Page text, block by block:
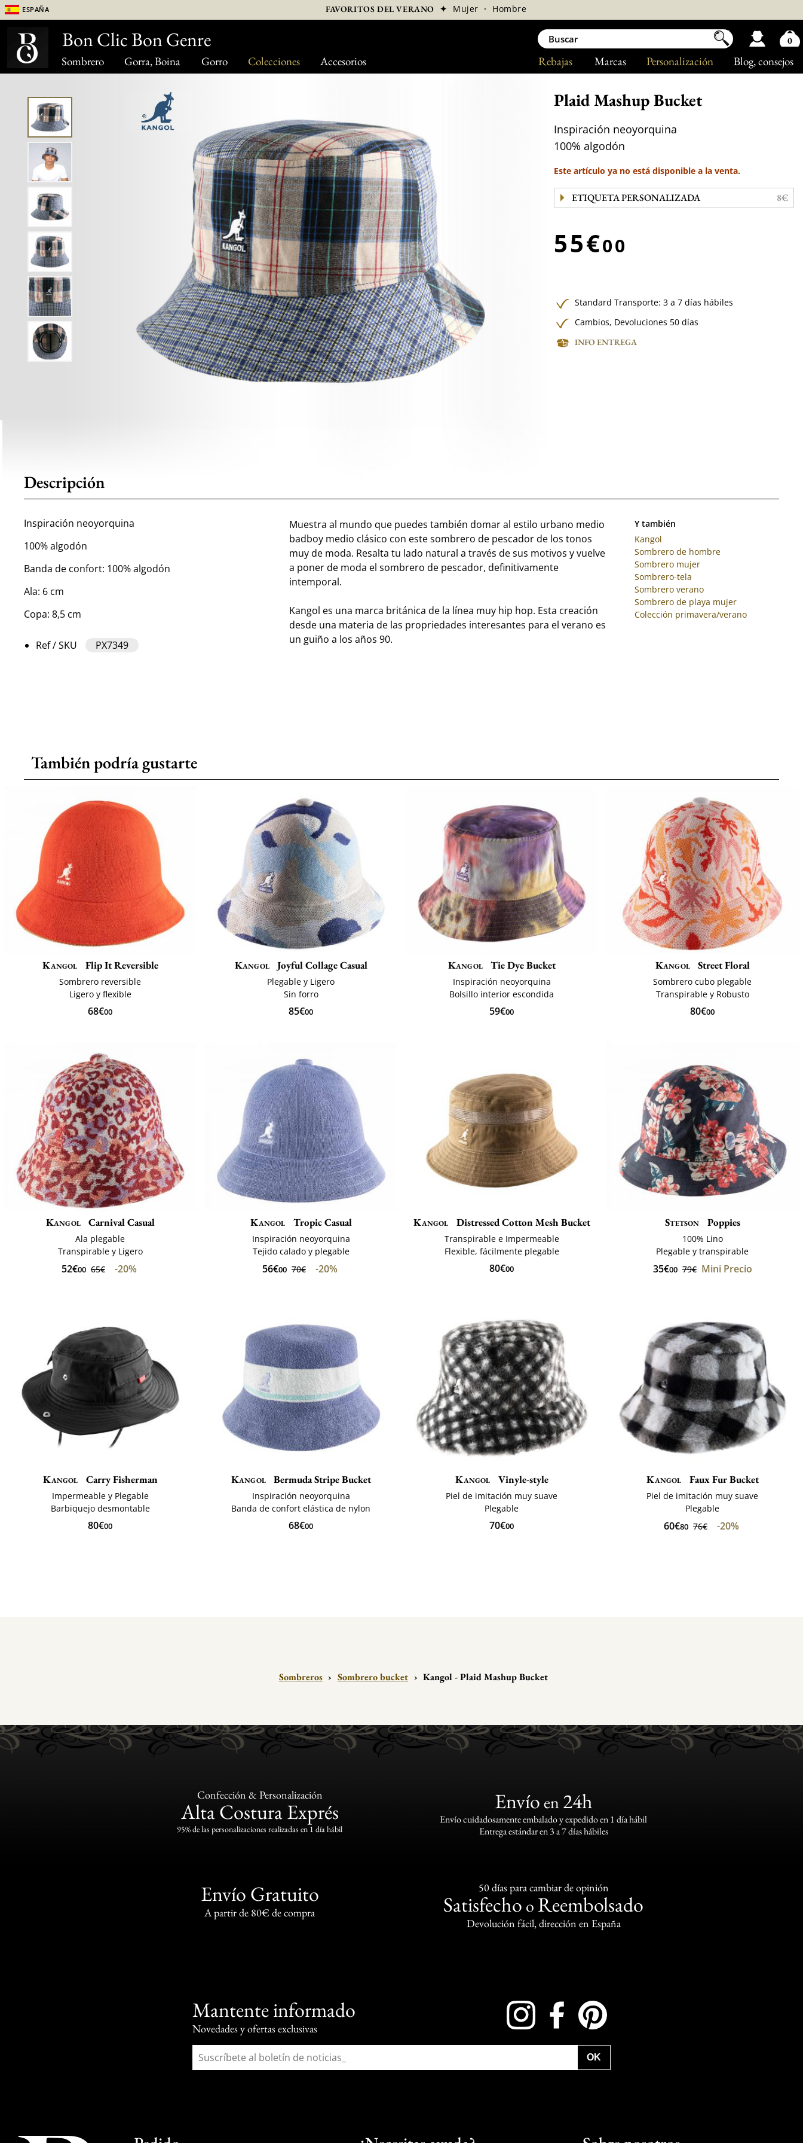
Sombrero Gorra, Boina Gorro Colecciones Accesorios Blog, consejos
Personalización
Marcas
Rebajas
España FAVORITOS DEL VERANO ✦ Mujer · Hombre
Plaid Mashup Bucket
Inspiración neoyorquina
100% algodón
Este artículo ya no está disponible a la venta.
ETIQUETA PERSONALIZADA 8€
55€00
Standard Transporte: 3 a 7 días hábiles
Cambios, Devoluciones 50 días
INFO ENTREGA
Descripción
Inspiración neoyorquina
100% algodón
Banda de confort: 100% algodón
Ala: 6 cm
Copa: 8,5 cm
Ref / SKU PX7349
Muestra al mundo que puedes también domar al estilo urbano medio
badboy medio clásico con este sombrero de pescador de los tonos
muy de moda. Resalta tu lado natural a través de sus motivos y vuelve
a poner de moda el sombrero de pescador, definitivamente
intemporal.
Kangol es una marca británica de la línea muy hip hop. Esta creación
desde una materia de las propriedades interesantes para el verano es
un guiño a los años 90.
Y también
Kangol
Sombrero de hombre
Sombrero mujer
Sombrero-tela
Sombrero verano
Sombrero de playa mujer
Colección primavera/verano
También podría gustarte
Kangol Flip It Reversible
Sombrero reversible
Ligero y flexible
68€00
Kangol Joyful Collage Casual
Plegable y Ligero
Sin forro
85€00
Kangol Tie Dye Bucket
Inspiración neoyorquina
Bolsillo interior escondida
59€00
Kangol Street Floral
Sombrero cubo plegable
Transpirable y Robusto
80€00
Kangol Carnival Casual
Ala plegable
Transpirable y Ligero
52€00 65€ -20%
Kangol Tropic Casual
Inspiración neoyorquina
Tejido calado y plegable
56€00 70€ -20%
Kangol Distressed Cotton Mesh Bucket
Transpirable e Impermeable
Flexible, fácilmente plegable
80€00
Stetson Poppies
100% Lino
Plegable y transpirable
35€00 79€ Mini Precio
Kangol Carry Fisherman
Impermeable y Plegable
Barbiquejo desmontable
80€00
Kangol Bermuda Stripe Bucket
Inspiración neoyorquina
Banda de confort elástica de nylon
68€00
Kangol Vinyle-style
Piel de imitación muy suave
Plegable
70€00
Kangol Faux Fur Bucket
Piel de imitación muy suave
Plegable
60€80 76€ -20%
Sombreros › Sombrero bucket › Kangol - Plaid Mashup Bucket
Confección & Personalización
Alta Costura Exprés
95% de las personalizaciones realizadas en 1 día hábil
Envíoen 24h
Envío cuidadosamente embalado y expedido en 1 día hábil
Entrega estándar en 3 a 7 días hábiles
Envío Gratuito
A partir de 80€ de compra
50 días para cambiar de opinión
Satisfecho o Reembolsado
Devolución fácil, dirección en España
Mantente informado
Novedades y ofertas exclusivas
InstagramFacebook
OK
Bon Clic Bon Genre 0